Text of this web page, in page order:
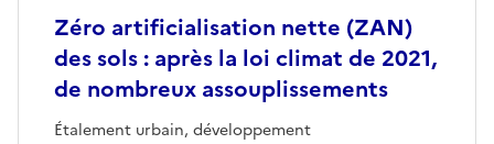
Zéro artificialisation nette (ZAN)
des sols : après la loi climat de 2021,
de nombreux assouplissements
Étalement urbain, développement